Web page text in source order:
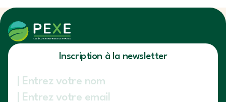
Inscription à la newsletter